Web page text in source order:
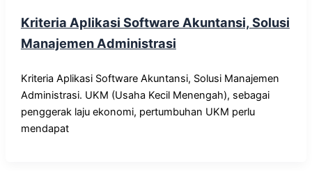
Kriteria Aplikasi Software Akuntansi, Solusi
Manajemen Administrasi
Kriteria Aplikasi Software Akuntansi, Solusi Manajemen
Administrasi. UKM (Usaha Kecil Menengah), sebagai
penggerak laju ekonomi, pertumbuhan UKM perlu
mendapat